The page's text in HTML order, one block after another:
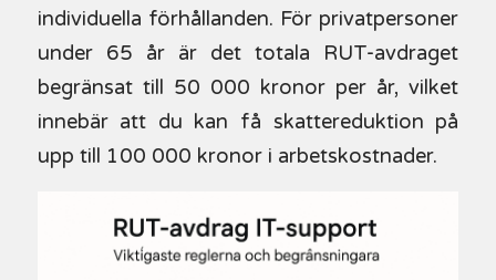
individuella förhållanden. För privatpersoner
under 65 år är det totala RUT-avdraget
begränsat till 50 000 kronor per år, vilket
innebär att du kan få skattereduktion på
upp till 100 000 kronor i arbetskostnader.